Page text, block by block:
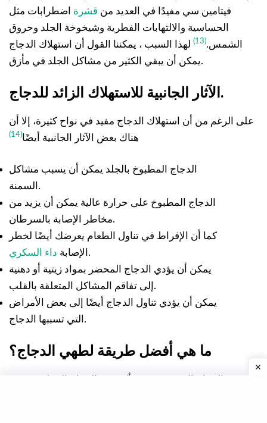
فيتامين سي مفيدًا في العديد من قشرة اضطرابات مثل
الحساسية والالتهابات الفطرية وشيخوخة الجلد وحروق
الشمس.(13)
لهذا السبب ، يمكننا القول أن استهلاك الدجاج
يمكن أن يبقي الكثير من مشاكل الجلد في مأزق.
الآثار الجانبية للاستهلاك الزائد للدجاج.
على الرغم من أن استهلاك الدجاج مفيد في نواح كثيرة، إلا أن
هناك بعض الآثار الجانبية أيضًا(14)
الدجاج المطبوخ بالجلد يمكن أن يسبب مشاكل
السمنة.
الدجاج المطبوخ على حرارة عالية يمكن أن يزيد من
مخاطر الإصابة بالسرطان.
كما أن الإفراط في تناول الطعام يعرضك أيضًا لخطر
الإصابة داء السكري
.
يمكن أن يؤدي الدجاج المحضر بمواد زيتية أو دهنية
إلى تفاقم المشاكل المتعلقة بالقلب.
يمكن أن يؤدي تناول الدجاج أيضًا إلى بعض الأمراض
التي تسببها الدجاج.
ما هي أفضل طريقة لطهي الدجاج؟